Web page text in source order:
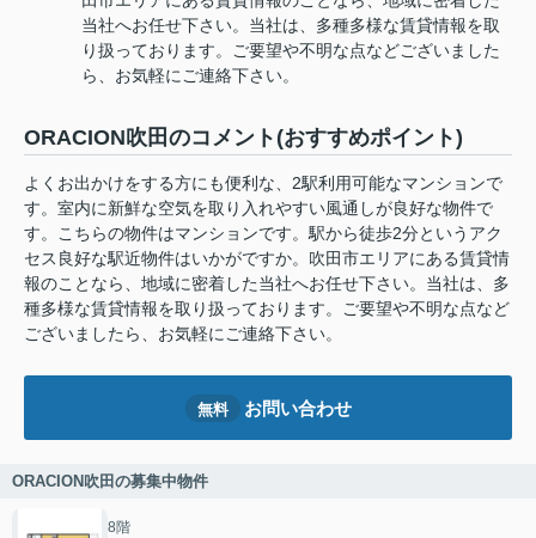
当社へお任せ下さい。当社は、多種多様な賃貸情報を取
り扱っております。ご要望や不明な点などございました
ら、お気軽にご連絡下さい。
ORACION吹田のコメント(おすすめポイント)
よくお出かけをする方にも便利な、2駅利用可能なマンションで
す。室内に新鮮な空気を取り入れやすい風通しが良好な物件で
す。こちらの物件はマンションです。駅から徒歩2分というアク
セス良好な駅近物件はいかがですか。吹田市エリアにある賃貸情
報のことなら、地域に密着した当社へお任せ下さい。当社は、多
種多様な賃貸情報を取り扱っております。ご要望や不明な点など
ございましたら、お気軽にご連絡下さい。
無料 お問い合わせ
ORACION吹田の募集中物件
8階